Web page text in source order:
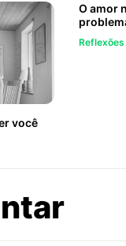
você
O amor
Reflexões